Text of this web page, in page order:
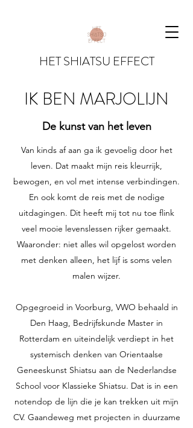
HET SHIATSU EFFECT
IK BEN MARJOLIJN
De kunst van het leven
Van kinds af aan ga ik gevoelig door het
leven. Dat maakt mijn reis kleurrijk,
bewogen, en vol met intense verbindingen.
En ook komt de reis met de nodige
uitdagingen. Dit heeft mij tot nu toe flink
veel mooie levenslessen rijker gemaakt.
Waaronder: niet alles wil opgelost worden
met denken alleen, het lijf is soms velen
malen wijzer.
Opgegroeid in Voorburg, VWO behaald in
Den Haag, Bedrijfskunde Master in
Rotterdam en uiteindelijk verdiept in het
systemisch denken van Orientaalse
Geneeskunst Shiatsu aan de Nederlandse
School voor Klassieke Shiatsu. Dat is in een
notendop de lijn die je kan trekken uit mijn
CV. Gaandeweg met projecten in duurzame